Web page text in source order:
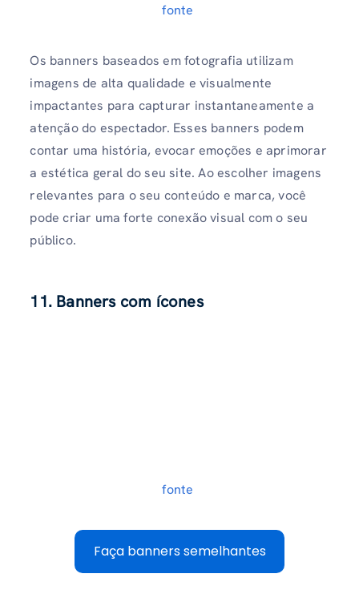
fonte
Os banners baseados em fotografia utilizam
imagens de alta qualidade e visualmente
impactantes para capturar instantaneamente a
atenção do espectador. Esses banners podem
contar uma história, evocar emoções e aprimorar
a estética geral do seu site. Ao escolher imagens
relevantes para o seu conteúdo e marca, você
pode criar uma forte conexão visual com o seu
público.
11. Banners com ícones
fonte
Faça banners semelhantes